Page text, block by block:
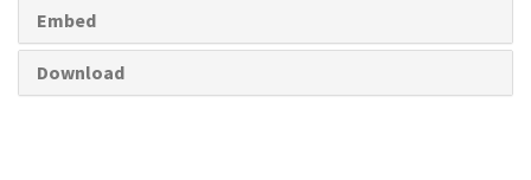
Embed
Download